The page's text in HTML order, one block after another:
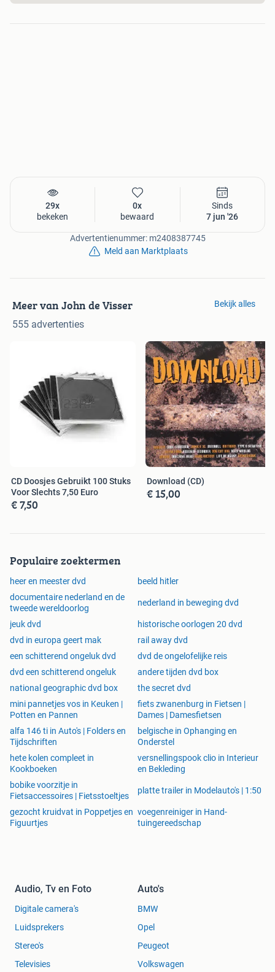
29x
bekeken
0x
bewaard
Sinds
7 jun '26
Advertentienummer: m2408387745
Meld aan Marktplaats
Meer van John de Visser
555 advertenties
Bekijk alles
CD Doosjes Gebruikt 100 Stuks
Voor Slechts 7,50 Euro
€ 7,50
Download (CD)
€ 15,00
Populaire zoektermen
heer en meester dvd
beeld hitler
documentaire nederland en de
tweede wereldoorlog
nederland in beweging dvd
jeuk dvd
historische oorlogen 20 dvd
dvd in europa geert mak
rail away dvd
een schitterend ongeluk dvd
dvd de ongelofelijke reis
dvd een schitterend ongeluk
andere tijden dvd box
national geographic dvd box
the secret dvd
mini pannetjes vos in Keuken |
Potten en Pannen
fiets zwanenburg in Fietsen |
Dames | Damesfietsen
alfa 146 ti in Auto's | Folders en
Tijdschriften
belgische in Ophanging en
Onderstel
hete kolen compleet in
Kookboeken
versnellingspook clio in Interieur
en Bekleding
bobike voorzitje in
Fietsaccessoires | Fietsstoeltjes
platte trailer in Modelauto's | 1:50
gezocht kruidvat in Poppetjes en
Figuurtjes
voegenreiniger in Hand-
tuingereedschap
Audio, Tv en Foto
Digitale camera's
Luidsprekers
Stereo's
Televisies
Auto's
BMW
Opel
Peugeot
Volkswagen